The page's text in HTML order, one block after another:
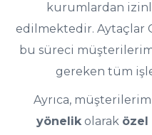
kurumlardan
edilmektedir. Aytaçlar
bu süreci
gereken tüm
Ayrıca,
yönelikolarak özel